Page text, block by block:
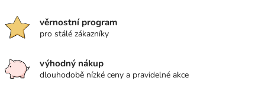
věrnostní program
pro stálé zákazníky
výhodný nákup
dlouhodobě nízké ceny a pravidelné akce